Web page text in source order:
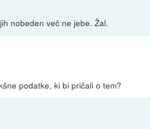
nobeden več ne jebe. Žal.
podatke, ki bi pričali o tem?